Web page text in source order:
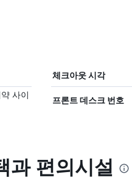
체크아웃 시각
사이
프론트 데스크 번호
과 편의시설